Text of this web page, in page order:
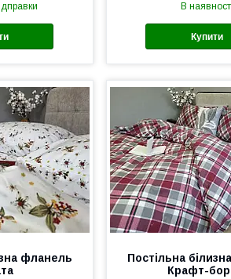
В
Купити
фланель
Постільна
Крафт-